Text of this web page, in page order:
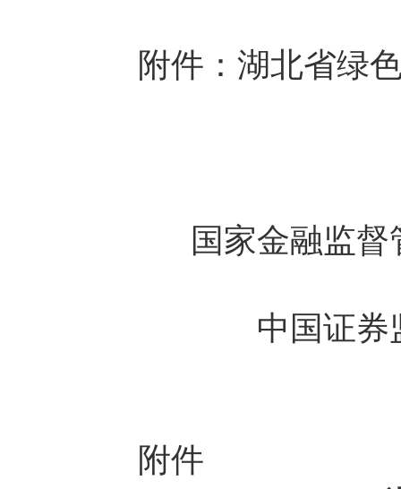
附件：湖北省绿
国家金融监督
中国证券
附件